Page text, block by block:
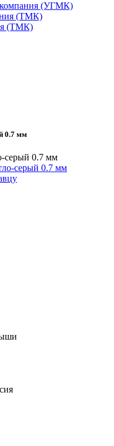
компания (УГМК)
(ТМК)
0.7 мм
серый 0.7 мм